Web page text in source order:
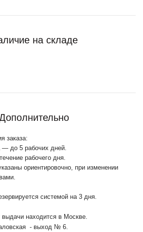
на складе
заказа:
— до 5 рабочих дней.
рабочего дня.
ориентировочно, при изменении
системой на 3 дня.
находится в Москве.
- выход № 6.